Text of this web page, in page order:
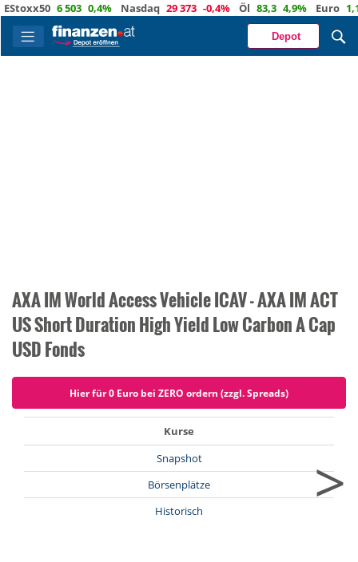
6 503 0,4% Nasdaq 29 373 -0,4% Öl 83,3 4,9% Euro 1,1525
Depot
AXA IM World Access Vehicle ICAV - AXA IM ACT
US Short Duration High Yield Low Carbon A Cap
USD Fonds
Hier für 0 Euro bei ZERO ordern (zzgl. Spreads)
Kurse
Snapshot
Börsenplätze
Historisch
>